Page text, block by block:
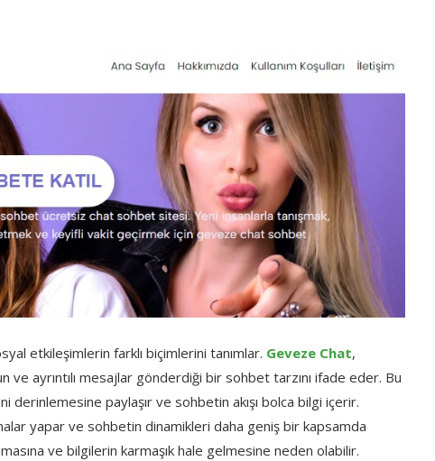
etkileşimlerin farklı biçimlerini tanımlar. Geveze Chat,
ve ayrıntılı mesajlar gönderdiği bir sohbet tarzını ifade eder. Bu
derinlemesine paylaşır ve sohbetin akışı bolca bilgi içerir.
yapar ve sohbetin dinamikleri daha geniş bir kapsamda
ve bilgilerin karmaşık hale gelmesine neden olabilir.